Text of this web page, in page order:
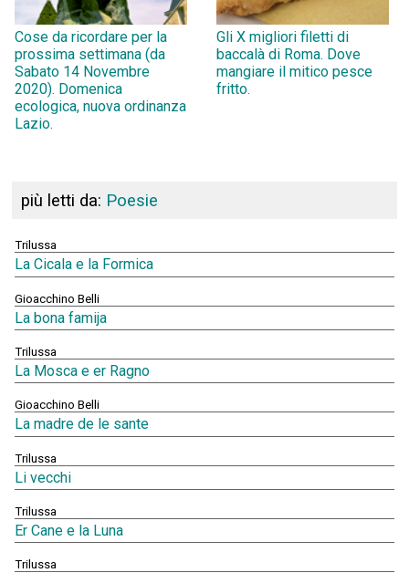
Cose da ricordare per la
prossima settimana (da
Sabato 14 Novembre
2020). Domenica
ecologica, nuova ordinanza
Lazio.
Gli X migliori filetti di
baccalà di Roma. Dove
mangiare il mitico pesce
fritto.
più letti da: Poesie
Trilussa
La Cicala e la Formica
Gioacchino Belli
La bona famija
Trilussa
La Mosca e er Ragno
Gioacchino Belli
La madre de le sante
Trilussa
Li vecchi
Trilussa
Er Cane e la Luna
Trilussa